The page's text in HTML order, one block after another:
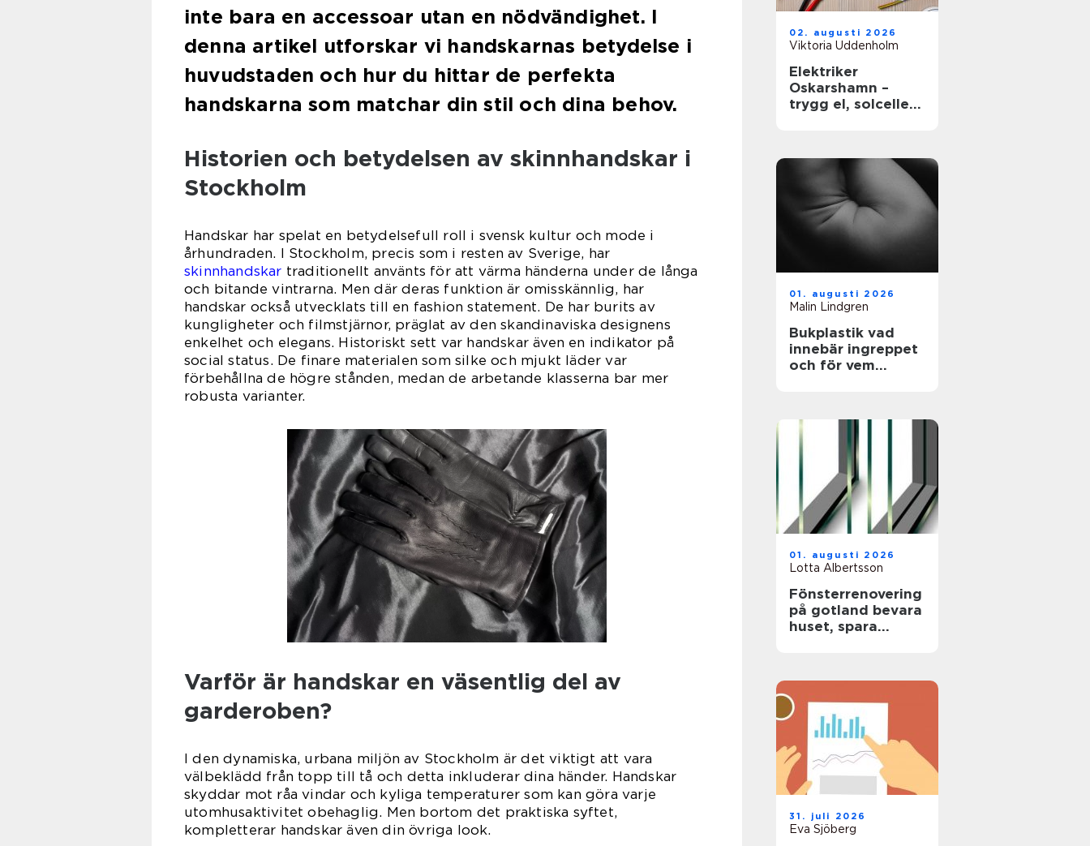
inte bara en accessoar utan en nödvändighet. I
denna artikel utforskar vi handskarnas betydelse i
huvudstaden och hur du hittar de perfekta
handskarna som matchar din stil och dina behov.
Historien och betydelsen av skinnhandskar i
Stockholm
Handskar har spelat en betydelsefull roll i svensk kultur och mode i
århundraden. I Stockholm, precis som i resten av Sverige, har
skinnhandskar traditionellt använts för att värma händerna under de långa
och bitande vintrarna. Men där deras funktion är omisskännlig, har
handskar också utvecklats till en fashion statement. De har burits av
kungligheter och filmstjärnor, präglat av den skandinaviska designens
enkelhet och elegans. Historiskt sett var handskar även en indikator på
social status. De finare materialen som silke och mjukt läder var
förbehållna de högre stånden, medan de arbetande klasserna bar mer
robusta varianter.
Varför är handskar en väsentlig del av
garderoben?
I den dynamiska, urbana miljön av Stockholm är det viktigt att vara
välbeklädd från topp till tå och detta inkluderar dina händer. Handskar
skyddar mot råa vindar och kyliga temperaturer som kan göra varje
utomhusaktivitet obehaglig. Men bortom det praktiska syftet,
kompletterar handskar även din övriga look.
02. augusti 2026
Viktoria Uddenholm
Elektriker
Oskarshamn –
trygg el, solceller
01. augusti 2026
Malin Lindgren
Bukplastik vad
innebär ingreppet
och för vem
01. augusti 2026
Lotta Albertsson
Fönsterrenovering
på gotland bevara
huset, spara
31. juli 2026
Eva Sjöberg